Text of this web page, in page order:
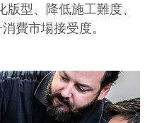
版型、降低施工難度、
費市場接受度。